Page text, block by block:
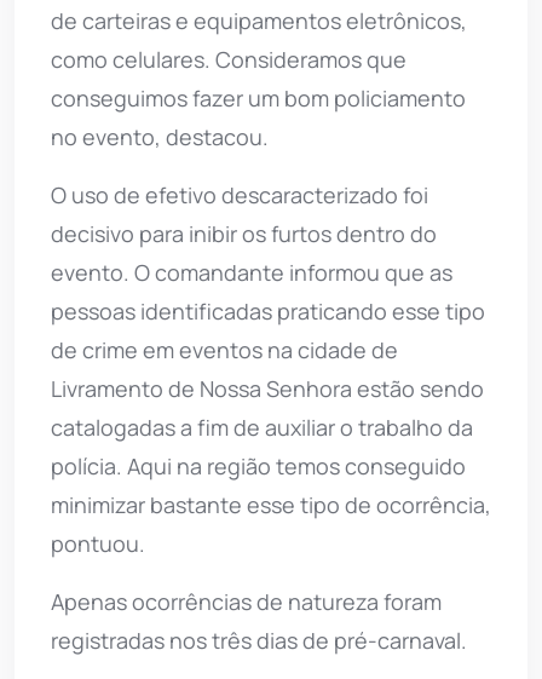
de carteiras e equipamentos eletrônicos,
como celulares. Consideramos que
conseguimos fazer um bom policiamento
no evento, destacou.
O uso de efetivo descaracterizado foi
decisivo para inibir os furtos dentro do
evento. O comandante informou que as
pessoas identificadas praticando esse tipo
de crime em eventos na cidade de
Livramento de Nossa Senhora estão sendo
catalogadas a fim de auxiliar o trabalho da
polícia. Aqui na região temos conseguido
minimizar bastante esse tipo de ocorrência,
pontuou.
Apenas ocorrências de natureza foram
registradas nos três dias de pré-carnaval.